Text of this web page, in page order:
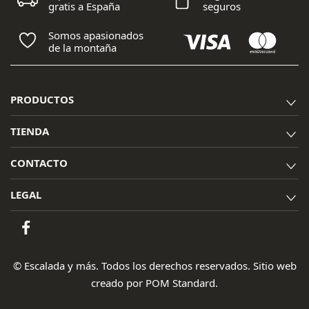
gratis a España
seguros
Somos apasionados
de la montaña
PRODUCTOS
TIENDA
CONTACTO
LEGAL
© Escalada y más. Todos los derechos reservados. Sitio web
creado por POM Standard.